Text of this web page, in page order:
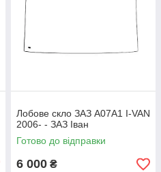
Лобове скло ЗАЗ А07А1 I-VAN
2006- - ЗАЗ Іван
Готово до відправки
6 000 ₴